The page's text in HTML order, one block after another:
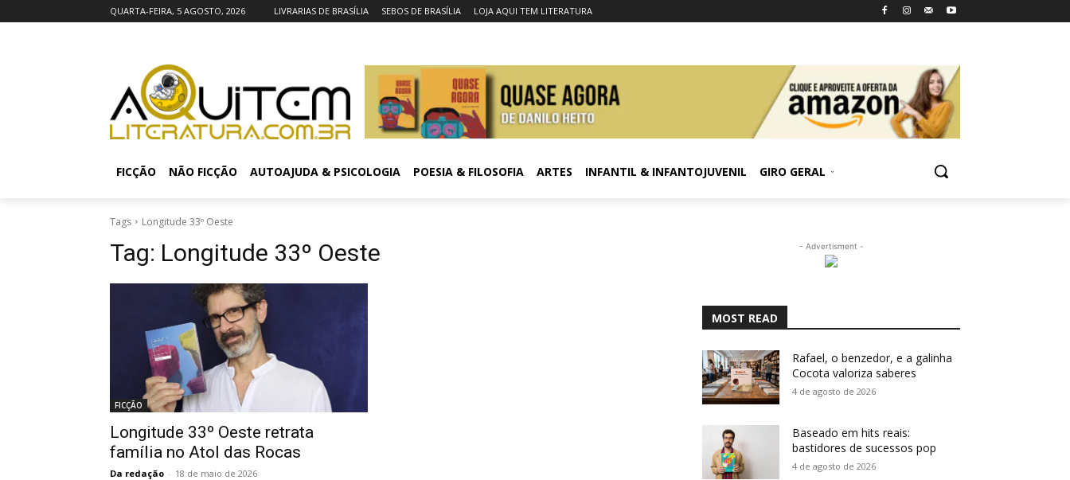
QUARTA-FEIRA, 5 AGOSTO, 2026 LIVRARIAS DE BRASÍLIA SEBOS DE BRASÍLIA LOJA AQUI TEM LITERATURA
FICÇÃO NÃO FICÇÃO AUTOAJUDA & PSICOLOGIA POESIA & FILOSOFIA ARTES INFANTIL & INFANTOJUVENIL GIRO GERAL
Tags Longitude 33º Oeste
Tag: Longitude 33º Oeste
FICÇÃO
Longitude 33º Oeste retrata
família no Atol das Rocas
Da redação - 18 de maio de 2026
- Advertisment -
MOST READ
Rafael, o benzedor, e a galinha
Cocota valoriza saberes
4 de agosto de 2026
Baseado em hits reais:
bastidores de sucessos pop
4 de agosto de 2026